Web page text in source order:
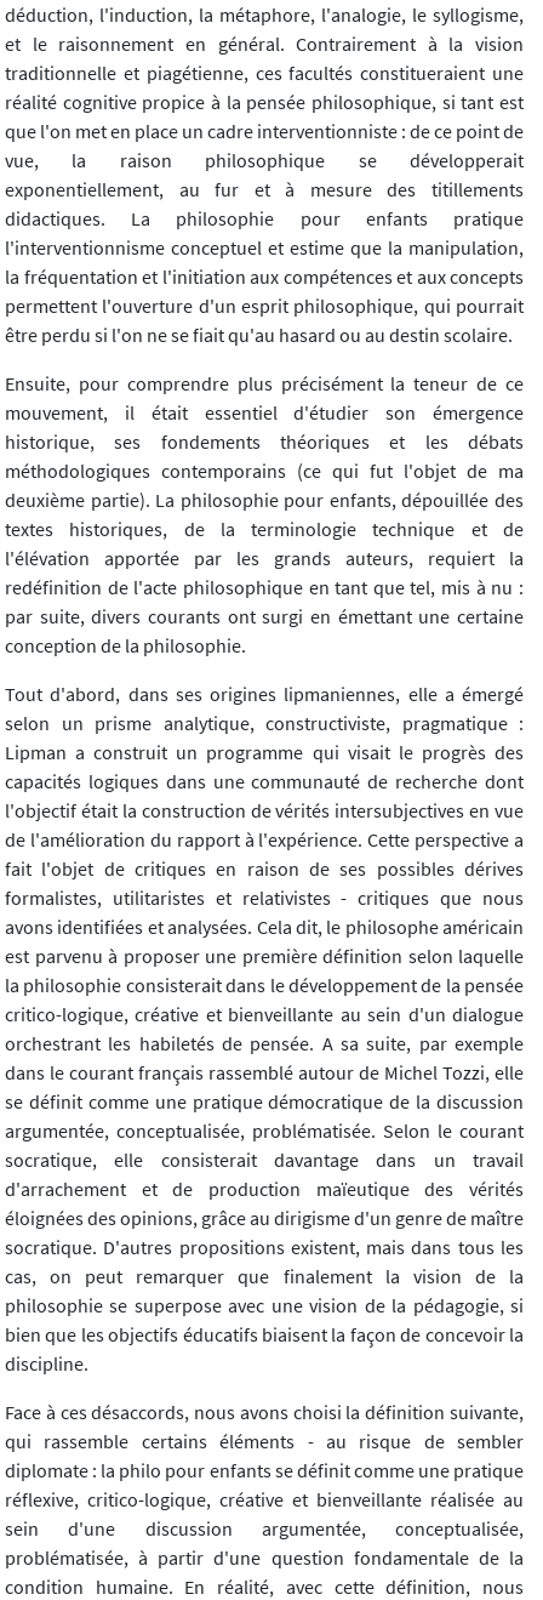
déduction, l'induction, la métaphore, l'analogie, le syllogisme,
et le raisonnement en général. Contrairement à la vision
traditionnelle et piagétienne, ces facultés constitueraient une
réalité cognitive propice à la pensée philosophique, si tant est
que l'on met en place un cadre interventionniste : de ce point de
vue, la raison philosophique se développerait
exponentiellement, au fur et à mesure des titillements
didactiques. La philosophie pour enfants pratique
l'interventionnisme conceptuel et estime que la manipulation,
la fréquentation et l'initiation aux compétences et aux concepts
permettent l'ouverture d'un esprit philosophique, qui pourrait
être perdu si l'on ne se fiait qu'au hasard ou au destin scolaire.
Ensuite, pour comprendre plus précisément la teneur de ce
mouvement, il était essentiel d'étudier son émergence
historique, ses fondements théoriques et les débats
méthodologiques contemporains (ce qui fut l'objet de ma
deuxième partie). La philosophie pour enfants, dépouillée des
textes historiques, de la terminologie technique et de
l'élévation apportée par les grands auteurs, requiert la
redéfinition de l'acte philosophique en tant que tel, mis à nu :
par suite, divers courants ont surgi en émettant une certaine
conception de la philosophie.
Tout d'abord, dans ses origines lipmaniennes, elle a émergé
selon un prisme analytique, constructiviste, pragmatique :
Lipman a construit un programme qui visait le progrès des
capacités logiques dans une communauté de recherche dont
l'objectif était la construction de vérités intersubjectives en vue
de l'amélioration du rapport à l'expérience. Cette perspective a
fait l'objet de critiques en raison de ses possibles dérives
formalistes, utilitaristes et relativistes - critiques que nous
avons identifiées et analysées. Cela dit, le philosophe américain
est parvenu à proposer une première définition selon laquelle
la philosophie consisterait dans le développement de la pensée
critico-logique, créative et bienveillante au sein d'un dialogue
orchestrant les habiletés de pensée. A sa suite, par exemple
dans le courant français rassemblé autour de Michel Tozzi, elle
se définit comme une pratique démocratique de la discussion
argumentée, conceptualisée, problématisée. Selon le courant
socratique, elle consisterait davantage dans un travail
d'arrachement et de production maïeutique des vérités
éloignées des opinions, grâce au dirigisme d'un genre de maître
socratique. D'autres propositions existent, mais dans tous les
cas, on peut remarquer que finalement la vision de la
philosophie se superpose avec une vision de la pédagogie, si
bien que les objectifs éducatifs biaisent la façon de concevoir la
discipline.
Face à ces désaccords, nous avons choisi la définition suivante,
qui rassemble certains éléments - au risque de sembler
diplomate : la philo pour enfants se définit comme une pratique
réflexive, critico-logique, créative et bienveillante réalisée au
sein d'une discussion argumentée, conceptualisée,
problématisée, à partir d'une question fondamentale de la
condition humaine. En réalité, avec cette définition, nous